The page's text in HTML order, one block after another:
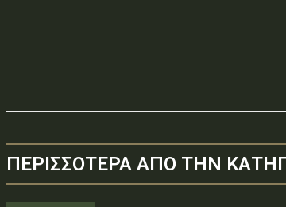
ΠΕΡΙΣΣΟΤΕΡΑ ΑΠΟ ΤΗΝ